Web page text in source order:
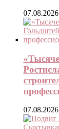
07.08.2026
07.08.2026